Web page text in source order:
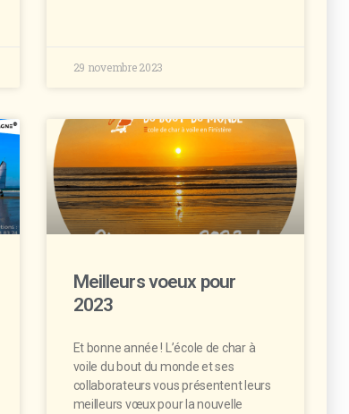
29 novembre 2023
Meilleurs voeux pour
2023
Et bonne année ! L’école de char à
voile du bout du monde et ses
collaborateurs vous présentent leurs
meilleurs vœux pour la nouvelle